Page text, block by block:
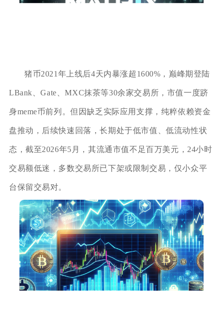
猪币2021年上线后4天内暴涨超1600%，巅峰期登陆
LBank、Gate、MXC抹茶等30余家交易所，市值一度跻
身meme币前列。但因缺乏实际应用支撑，纯粹依赖资金
盘推动，后续快速回落，长期处于低市值、低流动性状
态，截至2026年5月，其流通市值不足百万美元，24小时
交易额低迷，多数交易所已下架或限制交易，仅小众平
台保留交易对。